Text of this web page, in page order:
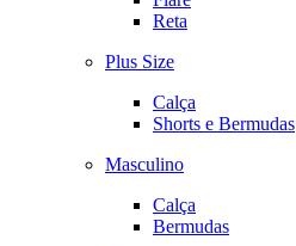
Reta
Plus Size
Calça
Shorts e Bermudas
Masculino
Calça
Bermudas